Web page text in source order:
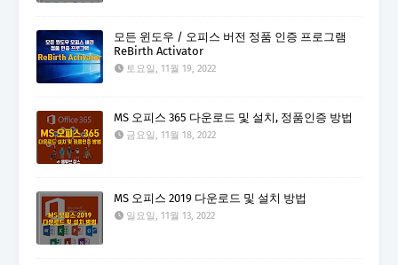
모든 윈도우 / 오피스 버전 정품 인증 프로그램
ReBirth Activator
토요일, 11월 19, 2022
MS 오피스 365 다운로드 및 설치, 정품인증 방법
금요일, 11월 18, 2022
MS 오피스 2019 다운로드 및 설치 방법
일요일, 11월 13, 2022